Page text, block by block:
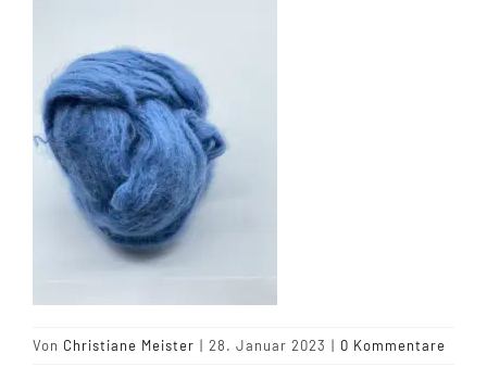
Tipps & Infos
Münster Yarn
Wollfestivals
Von Christiane Meister | 28. Januar 2023 | 0 Kommentare